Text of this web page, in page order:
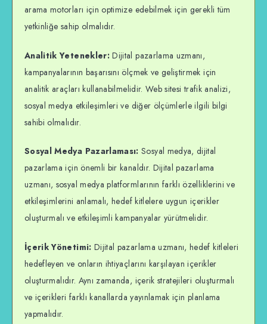
arama motorları için optimize edebilmek için gerekli tüm
yetkinliğe sahip olmalıdır.
Analitik Yetenekler:Dijital pazarlama uzmanı,
kampanyalarının başarısını ölçmek ve geliştirmek için
analitik araçları kullanabilmelidir. Web sitesi trafik analizi,
sosyal medya etkileşimleri ve diğer ölçümlerle ilgili bilgi
sahibi olmalıdır.
Sosyal Medya Pazarlaması: Sosyal medya, dijital
pazarlama için önemli bir kanaldır. Dijital pazarlama
uzmanı, sosyal medya platformlarının farklı özelliklerini ve
etkileşimlerini anlamalı, hedef kitlelere uygun içerikler
oluşturmalı ve etkileşimli kampanyalar yürütmelidir.
İçerik Yönetimi: Dijital pazarlama uzmanı, hedef kitleleri
hedefleyen ve onların ihtiyaçlarını karşılayan içerikler
oluşturmalıdır. Aynı zamanda, içerik stratejileri oluşturmalı
ve içerikleri farklı kanallarda yayınlamak için planlama
yapmalıdır.